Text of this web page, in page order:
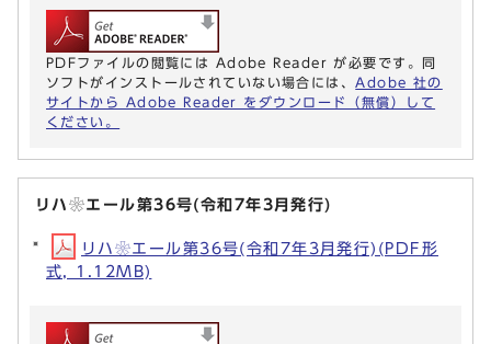
PDFファイルの閲覧には Adobe Reader が必要です。同
ソフトがインストールされていない場合には、 Adobe 社の
サイトから Adobe Reader をダウンロード（無償）して
ください。
リハ❀エール第36号(令和7年3月発行)
リハ❀エール第36号(令和7年3月発行)(PDF形
式, 1.12MB)